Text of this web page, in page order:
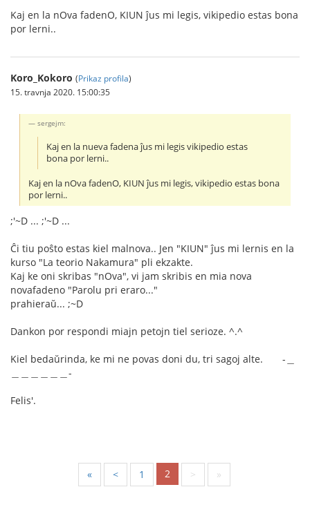
Kaj en la nOva fadenO, KIUN ĵus mi legis, vikipedio estas bona
por lerni..
Koro_Kokoro (Prikaz profila)
15. travnja 2020. 15:00:35
sergejm:
Kaj en la nueva fadena ĵus mi legis vikipedio estas
bona por lerni..
Kaj en la nOva fadenO, KIUN ĵus mi legis, vikipedio estas bona
por lerni..
;'~D ... ;'~D ...
Ĉi tiu poŝto estas kiel malnova.. Jen "KIUN" ĵus mi lernis en la
kurso "La teorio Nakamura" pli ekzakte.
Kaj ke oni skribas "nOva", vi jam skribis en mia nova
novafadeno "Parolu pri eraro..."
prahieraŭ... ;~D
Dankon por respondi miajn petojn tiel serioze. ^.^
Kiel bedaŭrinda, ke mi ne povas doni du, tri sagoj alte. -＿
＿＿＿＿＿＿-
Felis'.
« < 1 2 > »